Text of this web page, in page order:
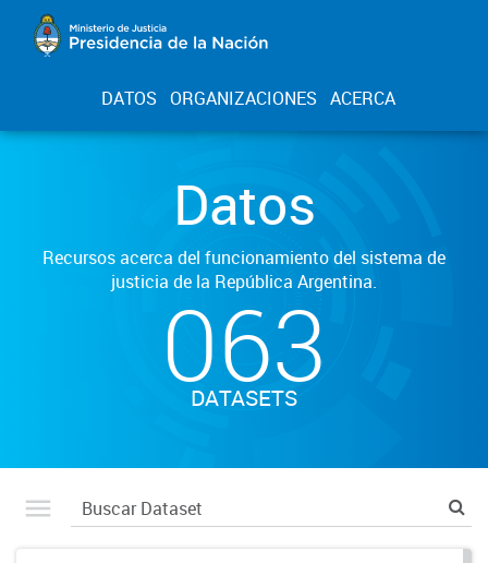
DATOS ORGANIZACIONES ACERCA
Datos
Recursos acerca del funcionamiento del sistema de
justicia de la República Argentina.
063
DATASETS